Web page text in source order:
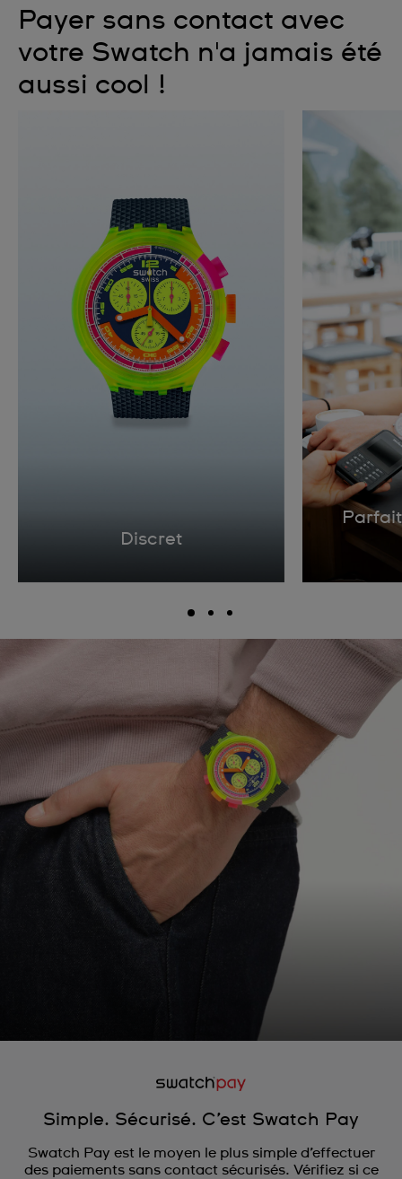
Payer sans contact avec
votre Swatch n'a jamais été
aussi cool !
Discret
Simple. Sécurisé. C’est Swatch Pay
Swatch Pay est le moyen le plus simple d’effectuer
des paiements sans contact sécurisés. Vérifiez si ce